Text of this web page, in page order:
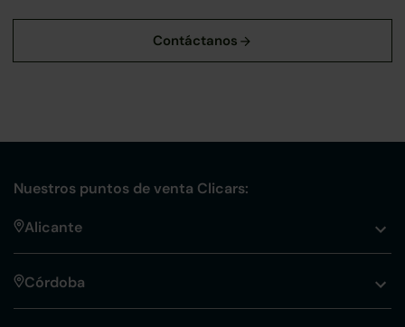
Nuestros puntos de venta Clicars:
Alicante
Córdoba